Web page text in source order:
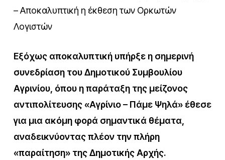
– Αποκαλυπτική η έκθεση των Ορκωτών
Λογιστών
Εξόχως αποκαλυπτική υπήρξε η σημερινή
συνεδρίαση του Δημοτικού Συμβουλίου
Αγρινίου, όπου η παράταξη της μείζονος
αντιπολίτευσης «Αγρίνιο – Πάμε Ψηλά» έθεσε
για μια ακόμη φορά σημαντικά θέματα,
αναδεικνύοντας πλέον την πλήρη
«παραίτηση» της Δημοτικής Αρχής.